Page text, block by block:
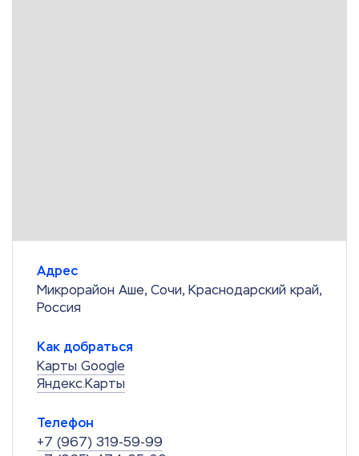
Адрес
Микрорайон Аше, Сочи, Краснодарский край,
Россия
Как добраться
Карты Google
Яндекс.Карты
Телефон
+7 (967) 319-59-99